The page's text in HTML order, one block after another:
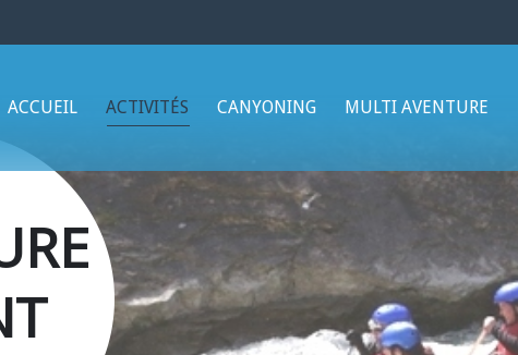
ACCUEIL ACTIVITÉS CANYONING MULTI AVENTURE